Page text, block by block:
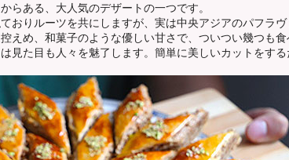
らある、大人気のデザートの一つです。
おりルーツを共にしますが、実は中央アジアのパフラ
えめ、和菓子のような優しい甘さで、ついつい幾つも
見た目も人々を魅了します。簡単に美しいカットをす